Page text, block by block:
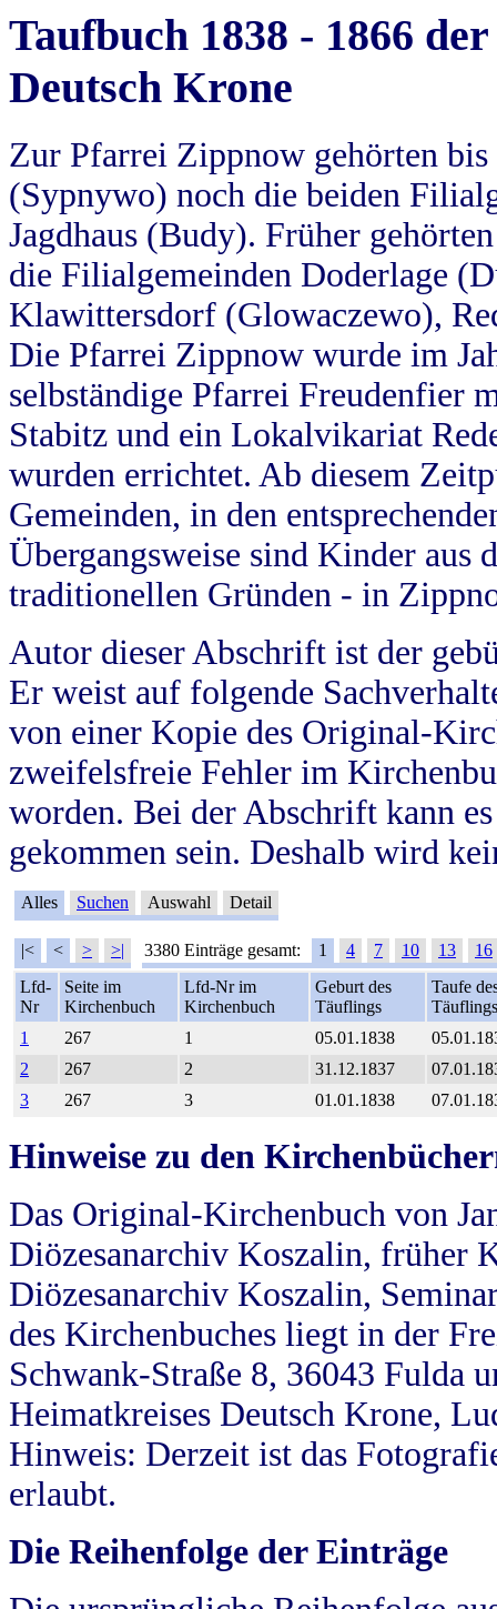
Taufbuch 1838 - 1866
Deutsch Krone
Zur Pfarrei Zippnow gehörten
(Sypnywo) noch die beiden
Jagdhaus (Budy). Früher
die Filialgemeinden Doderlage
Klawittersdorf (Glowaczewo),
Die Pfarrei Zippnow wurde im
selbständige Pfarrei Freudenfier
Stabitz und ein Lokalvikariat
wurden errichtet. Ab diesem
Gemeinden, in den
Übergangsweise sind Kinder aus
traditionellen Gründen - in
Autor dieser Abschrift ist der
Er weist auf folgende
von einer Kopie des Original-
zweifelsfreie Fehler im
worden. Bei der Abschrift kann
gekommen sein. Deshalb wird
Alles Suchen Auswahl Detail
|< < > >| 3380 Einträge gesamt: 1 4 7 10 13
16
Lfd-
Nr
Seite im
Kirchenbuch
Lfd-Nr im
Kirchenbuch
Geburt des
Täuflings
Taufe
Täuflings
1
267 1 05.01.1838
2
267 2 31.12.1837
3
267 3 01.01.1838
Hinweise zu den
Das Original-Kirchenbuch von
Diözesanarchiv Koszalin, früher
Diözesanarchiv Koszalin,
des Kirchenbuches liegt in der
Schwank-Straße 8, 36043 Fulda
Heimatkreises Deutsch Krone,
Hinweis: Derzeit ist das
erlaubt.
Die Reihenfolge der Einträge